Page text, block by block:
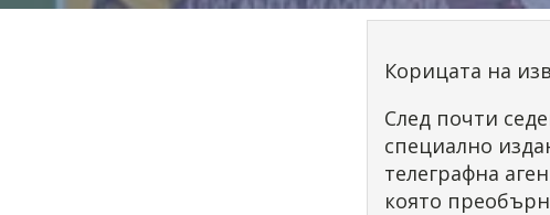
Корицата на
След почти
специално
телеграфна
която